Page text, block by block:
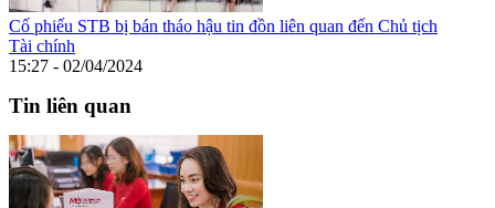
Cố phiếu STB bị bán tháo hậu tin đồn liên quan đến Chủ tịch
Tài chính
15:27 - 02/04/2024
Tin liên quan